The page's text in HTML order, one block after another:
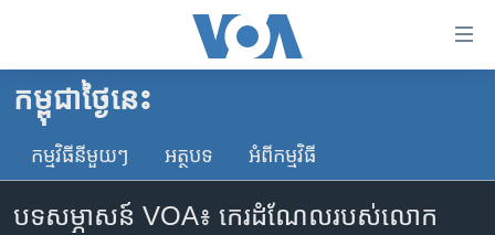
គេហទំព័រ​
ទាក់ទង
និង​
ចូល​
កម្ពុជា
អន្តរជាតិ
កម្ពុជាថ្ងៃនេះ
កម្មវិធី​នីមួយៗ អត្ថបទ​ អំពី​កម្មវិធី​
បទសម្ភាសន៍ VOA៖ កេរដំណែល​របស់​លោក​